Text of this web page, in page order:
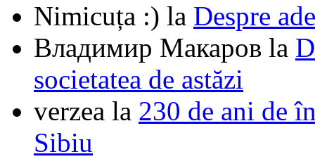
Nimicuța :) la Despre
Владимир Макаров la
societatea de astăzi
verzea la 230 de ani de
Sibiu